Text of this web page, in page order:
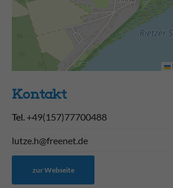
Kontakt
Tel. +49(157)77700488
lutze.h@freenet.de
zur Webseite